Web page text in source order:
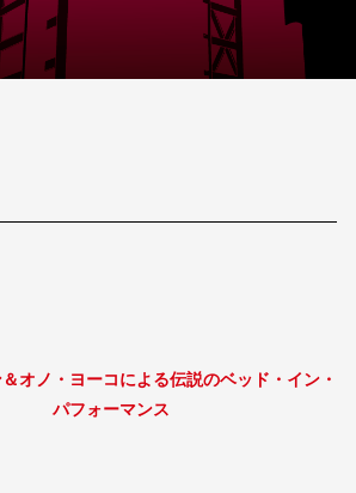
オノ・ヨーコによる伝説のベッド・イン・
パフォーマンス